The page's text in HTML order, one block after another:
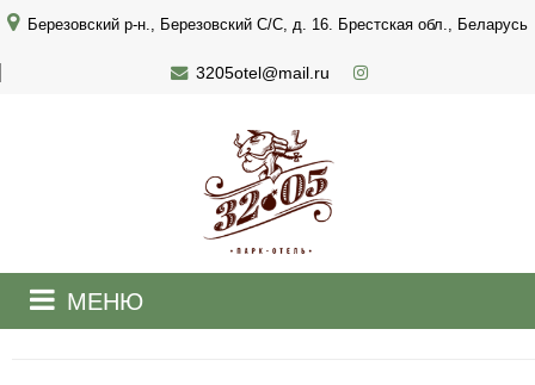
Березовский р-н., Березовский С/С, д. 16. Брестская обл., Беларусь
3205otel@mail.ru
МЕНЮ